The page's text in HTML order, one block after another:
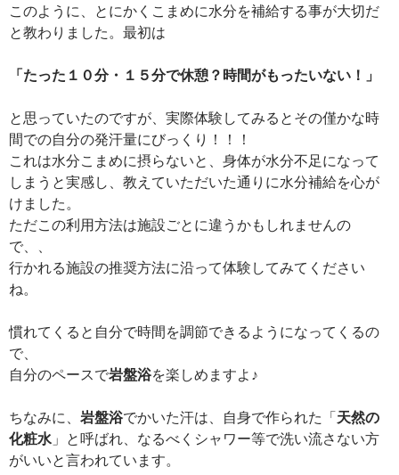
このように、とにかくこまめに水分を補給する事が大切だ
と教わりました。最初は
「たった１０分・１５分で休憩？時間がもったいない！」
と思っていたのですが、実際体験してみるとその僅かな時
間での自分の発汗量にびっくり！！！
これは水分こまめに摂らないと、身体が水分不足になって
しまうと実感し、教えていただいた通りに水分補給を心が
けました。
ただこの利用方法は施設ごとに違うかもしれませんの
で、、
行かれる施設の推奨方法に沿って体験してみてください
ね。
慣れてくると自分で時間を調節できるようになってくるの
で、
自分のペースで岩盤浴を楽しめますよ♪
ちなみに、 岩盤浴でかいた汗は、自身で作られた「天然の
化粧水 」と呼ばれ、なるべくシャワー等で洗い流さない方
がいいと言われています。